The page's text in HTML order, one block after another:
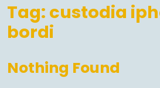
Tag: custodia
bordi
Nothing Found